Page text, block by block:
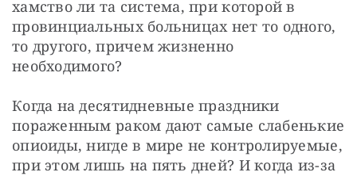
хамство ли та система, при которой в
провинциальных больницах нет то одного,
то другого, причем жизненно
необходимого?
Когда на десятидневные праздники
пораженным раком дают самые слабенькие
опиоиды, нигде в мире не контролируемые,
при этом лишь на пять дней? И когда из-за